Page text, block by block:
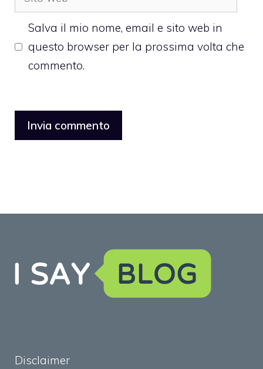
web
Salva il mio nome, email e sito web in
questo browser per la prossima volta che
commento.
Disclaimer